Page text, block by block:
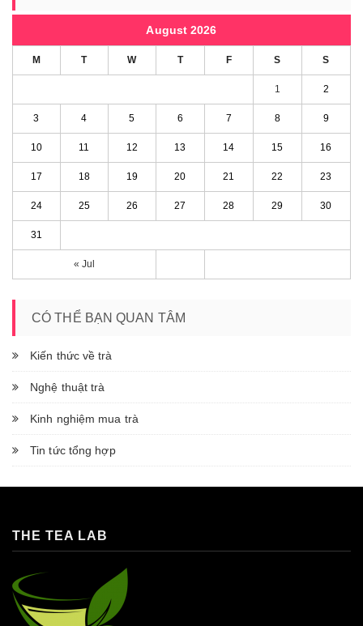
August 2026
M T W T F S S
« Jul
1 2
3 4 5 6 7 8 9
10 11 12 13 14 15 16
17 18 19 20 21 22 23
24 25 26 27 28 29 30
31
CÓ THỂ BẠN QUAN TÂM
Kiến thức về trà
Nghệ thuật trà
Kinh nghiệm mua trà
Tin tức tổng hợp
THE TEA LAB